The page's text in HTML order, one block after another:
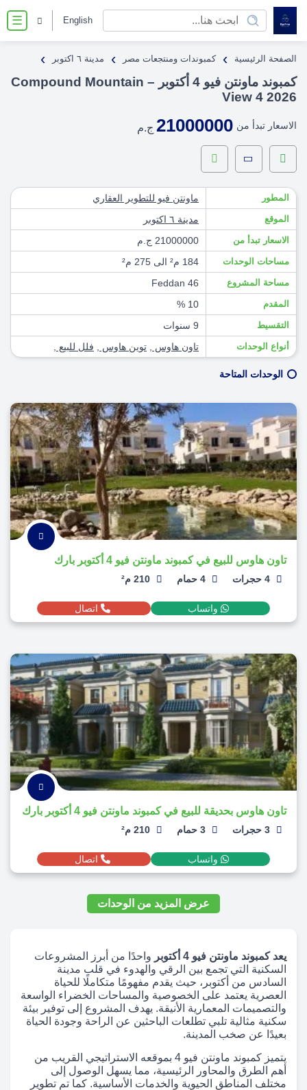
☰ English
الصفحة الرئيسية › كمبوندات ومنتجعات مصر › مدينة ٦ اكتوبر ›
كمبوند ماونتن فيو 4 أكتوبر – Compound Mountain
View 4 2026
الاسعار تبدأ من 21000000 ج.م
المطور ماونتن فيو للتطوير العقاري
الموقع مدينة ٦ اكتوبر
الاسعار تبدأ من 21000000 ج.م
مساحات الوحدات 184 م² الى 275 م²
مساحة المشروع 46 Feddan
المقدم 10 %
التقسيط 9 سنوات
أنواع الوحدات تاون هاوس توين هاوس فلل للبيع
الوحدات المتاحة
تاون هاوس للبيع في كمبوند ماونتن فيو 4 أكتوبر بارك
4 حجرات 4 حمام 210 م²
واتساب اتصال
تاون هاوس بحديقة للبيع في كمبوند ماونتن فيو 4 أكتوبر بارك
3 حجرات 3 حمام 210 م²
واتساب اتصال
عرض المزيد من الوحدات
يعد كمبوند ماونتن فيو 4 أكتوبر
واحدًا من أبرز المشروعات
السكنية التي تجمع بين الرقي والهدوء في قلب مدينة
السادس من أكتوبر، حيث يقدم مفهومًا متكاملًا للحياة
العصرية يعتمد على الخصوصية والمساحات الخضراء الواسعة
والتصميمات المعمارية الأنيقة. يهدف المشروع إلى توفير بيئة
سكنية مثالية تلبي تطلعات الباحثين عن الراحة وجودة الحياة
بعيدًا عن صخب المدينة.
يتميز كمبوند ماونتن فيو 4 بموقعه الاستراتيجي القريب من
أهم الطرق والمحاور الرئيسية، مما يسهل الوصول إلى
مختلف المناطق الحيوية والخدمات الأساسية. كما تم تطوير